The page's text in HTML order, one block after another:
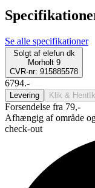
Se alle specifikationer
Solgt af elefun dk
Morholt 9
CVR-nr: 915885578
6794.-
Levering Klik & Hent
Forsendelse fra 79,-
Afhængig af område
check-out